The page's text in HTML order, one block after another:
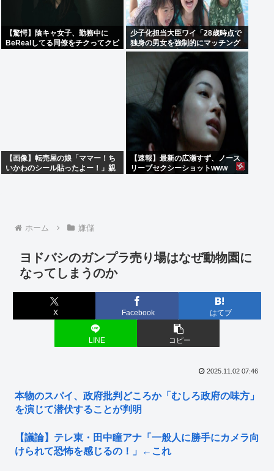
【驚愕】陰キャ女子、勤務中に
BeRealしてる同僚をチクってクビ
少子化担当大臣ワイ「28歳時点で
独身の男女を強制的にマッチング
させて子ども産ませます」
【画像】転売屋の娘「ママー！ち
いかわのシール貼ったよー！」親
【速報】最新の広瀬すず、ノース
リーブセクシーショットwww
ホーム 嫌儲
ヨドバシのガンプラ売り場はなぜ動物園に
なってしまうのか
X Facebook はてブ
LINE コピー
2025.11.02 07:46
本物のスパイ、政府批判どころか「むしろ政府の味方」
を演じて潜伏することが判明
【議論】テレ東・田中瞳アナ「一般人に勝手にカメラ向
けられて恐怖を感じるの！」←これ